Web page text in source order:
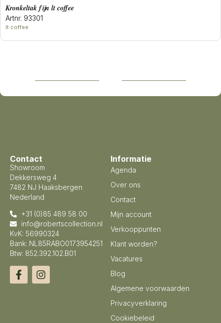
kronkeltak fijn lt coffee
Artnr. 93301
lt coffee
Contact
Showroom
Dekkersweg 4
7482 NJ Haaksbergen
Nederland
+31 (0)85 489 58 00
info@robertscollection.nl
KvK: 56990324
Bank: NL85RABO0173954251
Btw: 852.392.102.B01
Informatie
Agenda
Over ons
Contact
Mijn account
Verkooppunten
Klant worden?
Vacatures
Blog
Algemene voorwaarden
Privacyverklaring
Cookiebeleid